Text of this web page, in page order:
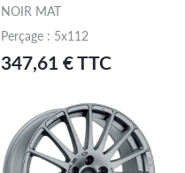
NOIR MAT
Perçage : 5x112
347,61 € TTC